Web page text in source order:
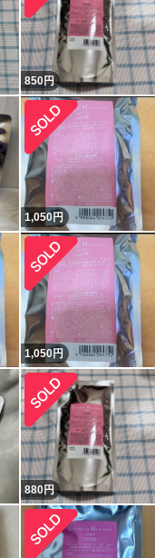
850円
1,050円
1,050円
880円